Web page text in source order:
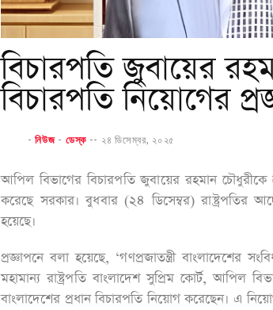
বিচারপতি জুবায়ের
বিচারপতি নিয়োগের
-নিউজ- ডেস্ক -- ২৪ ডিসেম্বর, ২০২৫
আপিল বিভাগের বিচারপতি জুবায়ের রহমান চৌধুরীকে
করেছে সরকার। বুধবার (২৪ ডিসেম্বর) রাষ্ট্রপতির
হয়েছে।
প্রজ্ঞাপনে বলা হয়েছে, ‘গণপ্রজাতন্ত্রী বাংলাদেশের
মহামান্য রাষ্ট্রপতি বাংলাদেশ সুপ্রিম কোর্ট, আপিল
বাংলাদেশের প্রধান বিচারপতি নিয়োগ করেছেন। এ